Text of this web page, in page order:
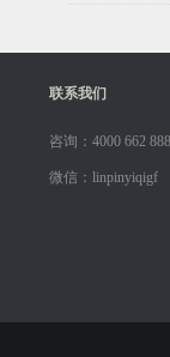
联系我们
咨询：4000 662 888
微信：linpinyiqigf